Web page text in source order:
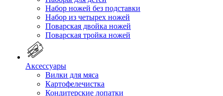
Набор ножей без подставки
Набор из четырех ножей
Поварская двойка ножей
Поварская тройка ножей
Аксессуары
Вилки для мяса
Картофелечистка
Кондитерские лопатки